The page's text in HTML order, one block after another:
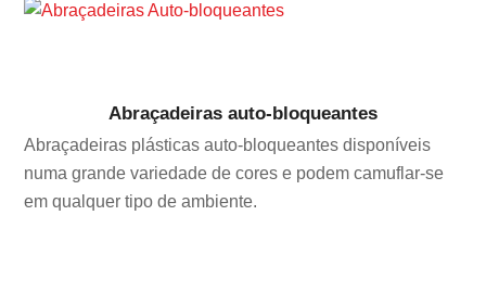
Abraçadeiras auto-bloqueantes
Abraçadeiras plásticas auto-bloqueantes disponíveis
numa grande variedade de cores e podem camuflar-se
em qualquer tipo de ambiente.